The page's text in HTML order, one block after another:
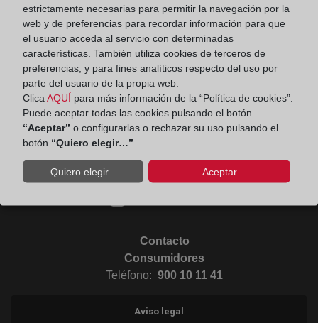
Ir a YouTube (abre en ventana nueva)
Ir a Flickr (abre en ventana nueva)
Ir a Linkedin (abre en ventana nueva)
Ir al Blog (abre en ventana nueva)
Contacto
Consumidores
Teléfono: 900 10 11 41
Aviso legal
estrictamente necesarias para permitir la navegación por la
web y de preferencias para recordar información para que
el usuario acceda al servicio con determinadas
características. También utiliza cookies de terceros de
preferencias, y para fines analíticos respecto del uso por
parte del usuario de la propia web.
Clica AQUÍ para más información de la “Política de cookies”.
Puede aceptar todas las cookies pulsando el botón
“Aceptar” o configurarlas o rechazar su uso pulsando el
botón “Quiero elegir…”
Quiero elegir... Aceptar